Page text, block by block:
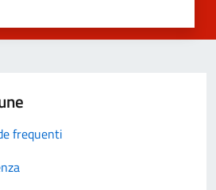
frequenti